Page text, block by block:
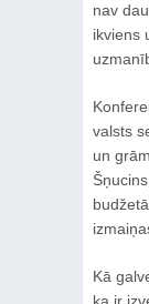
nav
ikviens
valsts
un
Kā